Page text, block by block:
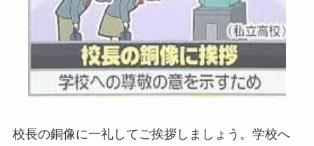
校長の銅像に一礼してご挨拶しましょう。学校へ